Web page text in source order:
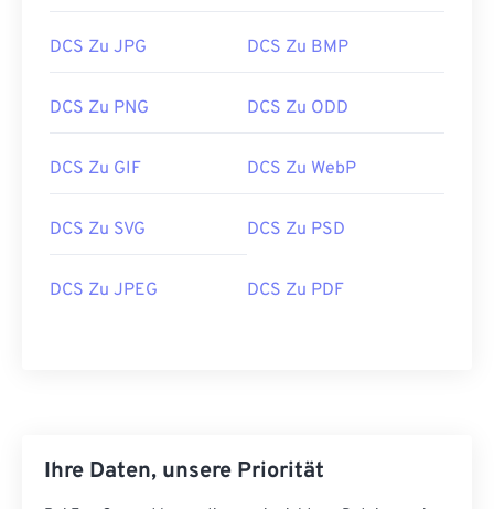
DCS Zu JPG DCS Zu BMP
DCS Zu PNG DCS Zu ODD
DCS Zu GIF DCS Zu WebP
DCS Zu SVG DCS Zu PSD
DCS Zu JPEG DCS Zu PDF
Ihre Daten, unsere Priorität